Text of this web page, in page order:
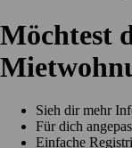
Möchtest
Sieh dir mehr
Für dich
Einfache